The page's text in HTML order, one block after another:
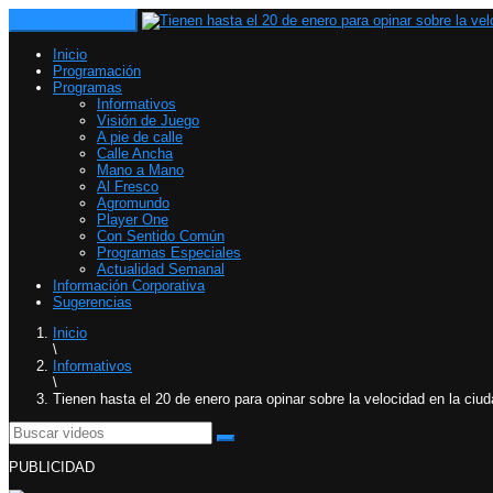
Inicio
Programación
Programas
Informativos
Visión de Juego
A pie de calle
Calle Ancha
Mano a Mano
Al Fresco
Agromundo
Player One
Con Sentido Común
Programas Especiales
Actualidad Semanal
Información Corporativa
Sugerencias
Inicio
\
Informativos
\
Tienen hasta el 20 de enero para opinar sobre la velocidad en la
PUBLICIDAD